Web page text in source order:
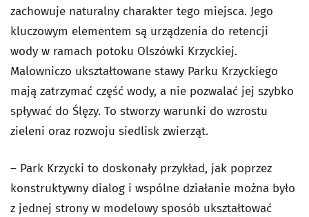
zachowuje naturalny charakter tego miejsca. Jego
kluczowym elementem są urządzenia do retencji
wody w ramach potoku Olszówki Krzyckiej.
Malowniczo ukształtowane stawy Parku Krzyckiego
mają zatrzymać część wody, a nie pozwalać jej szybko
spływać do Ślęzy. To stworzy warunki do wzrostu
zieleni oraz rozwoju siedlisk zwierząt.
– Park Krzycki to doskonały przykład, jak poprzez
konstruktywny dialog i wspólne działanie można było
z jednej strony w modelowy sposób ukształtować